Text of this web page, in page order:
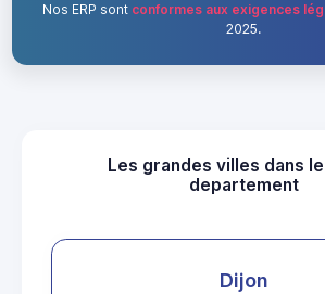
Nos ERP sont conformes aux exigences
2025.
Les grandes villes dans
departement
Dijon